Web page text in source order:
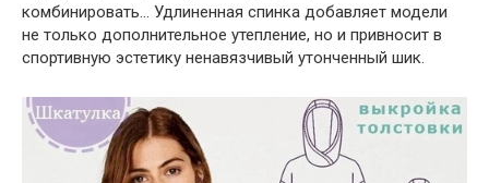
комбинировать… Удлиненная спинка добавляет модели
не только дополнительное утепление, но и привносит в
спортивную эстетику ненавязчивый утонченный шик.